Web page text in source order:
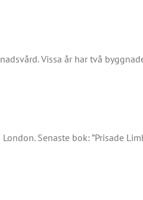
Vissa år har två
Senaste bok: ”Prisade